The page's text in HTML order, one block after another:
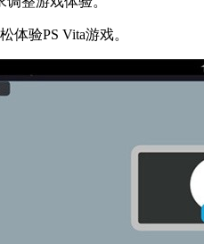
验PS Vita游戏。